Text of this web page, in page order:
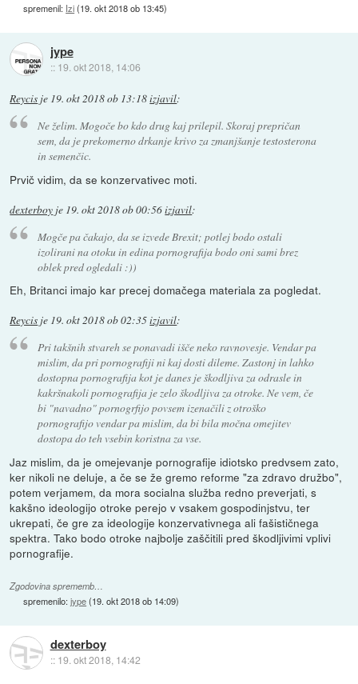
spremenil: Izi(19. okt 2018 ob 13:45)
jype
:: 19. okt 2018, 14:06
Reycis je 19. okt 2018 ob 13:18izjavil:
Ne želim. Mogoče bo kdo drug kaj prilepil. Skoraj prepričan
sem, da je prekomerno drkanje krivo za zmanjšanje testosterona
in semenčic.
Prvič vidim, da se konzervativec moti.
dexterboy je 19. okt 2018 ob 00:56izjavil:
Mogče pa čakajo, da se izvede Brexit; potlej bodo ostali
izolirani na otoku in edina pornografija bodo oni sami brez
oblek pred ogledali :))
Eh, Britanci imajo kar precej domačega materiala za pogledat.
Reycis je 19. okt 2018 ob 02:35izjavil:
Pri takšnih stvareh se ponavadi išče neko ravnovesje. Vendar pa
mislim, da pri pornografiji ni kaj dosti dileme. Zastonj in lahko
dostopna pornografija kot je danes je škodljiva za odrasle in
kakršnakoli pornografija je zelo škodljiva za otroke. Ne vem, če
bi "navadno" pornogrfijo povsem izenačili z otroško
pornografijo vendar pa mislim, da bi bila močna omejitev
dostopa do teh vsebin koristna za vse.
Jaz mislim, da je omejevanje pornografije idiotsko predvsem zato,
ker nikoli ne deluje, a če se že gremo reforme "za zdravo družbo",
potem verjamem, da mora socialna služba redno preverjati, s
kakšno ideologijo otroke perejo v vsakem gospodinjstvu, ter
ukrepati, če gre za ideologije konzervativnega ali fašističnega
spektra. Tako bodo otroke najbolje zaščitili pred škodljivimi vplivi
pornografije.
Zgodovina sprememb…
spremenilo:jype(19. okt 2018 ob 14:09)
dexterboy
:: 19. okt 2018, 14:42